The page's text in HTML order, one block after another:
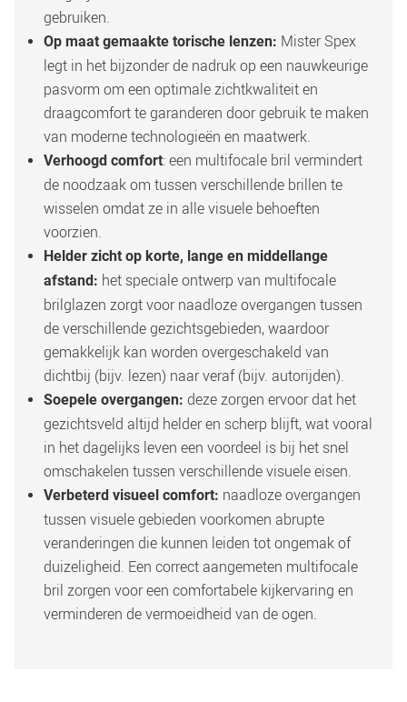
gebruiken.
Op maat gemaakte torische lenzen: Mister Spex
legt in het bijzonder de nadruk op een nauwkeurige
pasvorm om een optimale zichtkwaliteit en
draagcomfort te garanderen door gebruik te maken
van moderne technologieën en maatwerk.
Verhoogd comfort: een multifocale bril vermindert
de noodzaak om tussen verschillende brillen te
wisselen omdat ze in alle visuele behoeften
voorzien.
Helder zicht op korte, lange en middellange
afstand: het speciale ontwerp van multifocale
brilglazen zorgt voor naadloze overgangen tussen
de verschillende gezichtsgebieden, waardoor
gemakkelijk kan worden overgeschakeld van
dichtbij (bijv. lezen) naar veraf (bijv. autorijden).
Soepele overgangen: deze zorgen ervoor dat het
gezichtsveld altijd helder en scherp blijft, wat vooral
in het dagelijks leven een voordeel is bij het snel
omschakelen tussen verschillende visuele eisen.
Verbeterd visueel comfort: naadloze overgangen
tussen visuele gebieden voorkomen abrupte
veranderingen die kunnen leiden tot ongemak of
duizeligheid. Een correct aangemeten multifocale
bril zorgen voor een comfortabele kijkervaring en
verminderen de vermoeidheid van de ogen.